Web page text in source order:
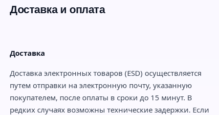
Доставка и оплата
Доставка
Доставка электронных товаров (ESD) осуществляется
путем отправки на электронную почту, указанную
покупателем, после оплаты в сроки до 15 минут. В
редких случаях возможны технические задержки. Если